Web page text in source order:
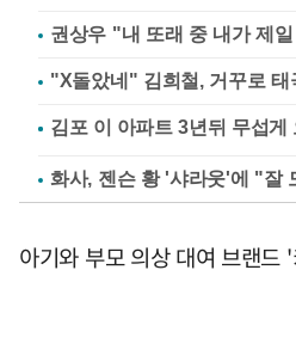
권상우 "내 또래 중 내가 제
"X돌았네" 김희철, 거꾸로
화사, 젠슨 황 '샤라웃'에 "잘
아기와 부모 의상 대여 브랜